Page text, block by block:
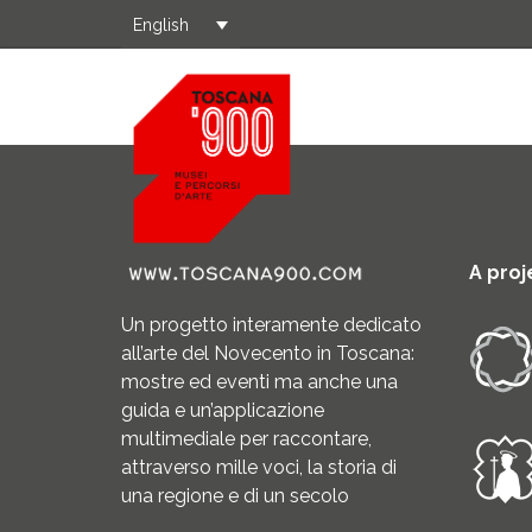
English
Un progetto interamente dedicato
all’arte del Novecento in Toscana:
mostre ed eventi ma anche una
guida e un’applicazione
multimediale per raccontare,
attraverso mille voci, la storia di
una regione e di un secolo
A